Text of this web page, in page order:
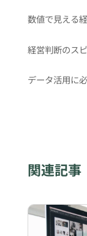
数値で見える
経営判断のス
データ活用に
関連記事